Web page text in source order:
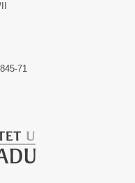
71